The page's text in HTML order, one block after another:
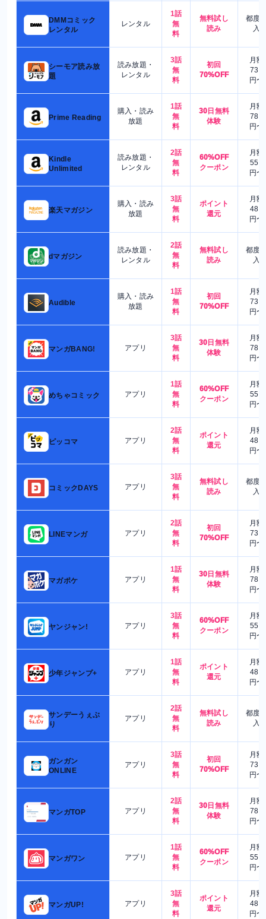
DMMコミック
レンタル
レンタル
1話
無
料
無料試し
読み
都度
入
シーモア読み放
題
読み放題・
レンタル
3話
無
料
初回
70%OFF
月額
730
円〜
Prime Reading
購入・読み
放題
1話
無
料
30日無料
体験
月額
780
円〜
Kindle
Unlimited
読み放題・
レンタル
2話
無
料
60%OFF
クーポン
月額
550
円〜
楽天マガジン
購入・読み
放題
3話
無
料
ポイント
還元
月額
480
円〜
dマガジン
読み放題・
レンタル
2話
無
料
無料試し
読み
都度
入
Audible
購入・読み
放題
1話
無
料
初回
70%OFF
月額
730
円〜
マンガBANG! アプリ
3話
無
料
30日無料
体験
月額
780
円〜
めちゃコミック アプリ
1話
無
料
60%OFF
クーポン
月額
550
円〜
ピッコマ アプリ
2話
無
料
ポイント
還元
月額
480
円〜
コミックDAYS アプリ
3話
無
料
無料試し
読み
都度
入
LINEマンガ アプリ
2話
無
料
初回
70%OFF
月額
730
円〜
マガポケ アプリ
1話
無
料
30日無料
体験
月額
780
円〜
ヤンジャン! アプリ
3話
無
料
60%OFF
クーポン
月額
550
円〜
少年ジャンプ+ アプリ
1話
無
料
ポイント
還元
月額
480
円〜
サンデーうぇぶ
り
アプリ
2話
無
料
無料試し
読み
都度
入
ガンガン
ONLINE
アプリ
3話
無
料
初回
70%OFF
月額
730
円〜
マンガTOP アプリ
2話
無
料
30日無料
体験
月額
780
円〜
マンガワン アプリ
1話
無
料
60%OFF
クーポン
月額
550
円〜
マンガUP! アプリ
3話
無
料
ポイント
還元
月額
480
円〜